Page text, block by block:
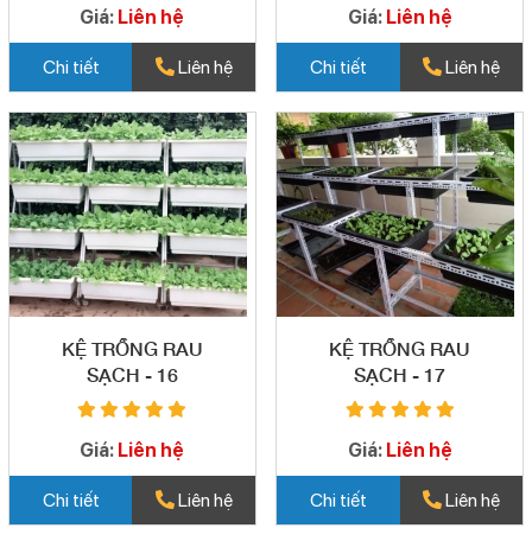
Giá: Liên hệ
Chi tiết Liên hệ
Giá: Liên hệ
Chi tiết Liên hệ
KỆ TRỒNG RAU
SẠCH - 16
Giá: Liên hệ
Chi tiết Liên hệ
KỆ TRỒNG RAU
SẠCH - 17
Giá: Liên hệ
Chi tiết Liên hệ